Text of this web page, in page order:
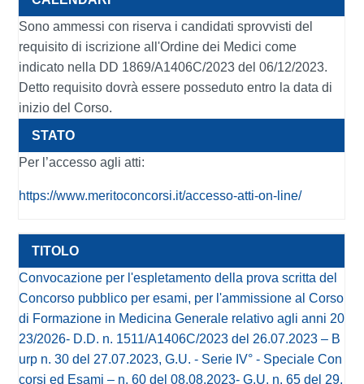
Sono ammessi con riserva i candidati sprovvisti del
requisito di iscrizione all'Ordine dei Medici come
indicato nella DD 1869/A1406C/2023 del 06/12/2023.
Detto requisito dovrà essere posseduto entro la data di
inizio del Corso.
Per l’accesso agli atti:
https://www.meritoconcorsi.it/accesso-atti-on-line/
Convocazione per l'espletamento della prova scritta del
Concorso pubblico per esami, per l'ammissione al Corso
di Formazione in Medicina Generale relativo agli anni 20
23/2026- D.D. n. 1511/A1406C/2023 del 26.07.2023 – B
urp n. 30 del 27.07.2023, G.U. - Serie IV° - Speciale Con
corsi ed Esami – n. 60 del 08.08.2023- G.U. n. 65 del 29.